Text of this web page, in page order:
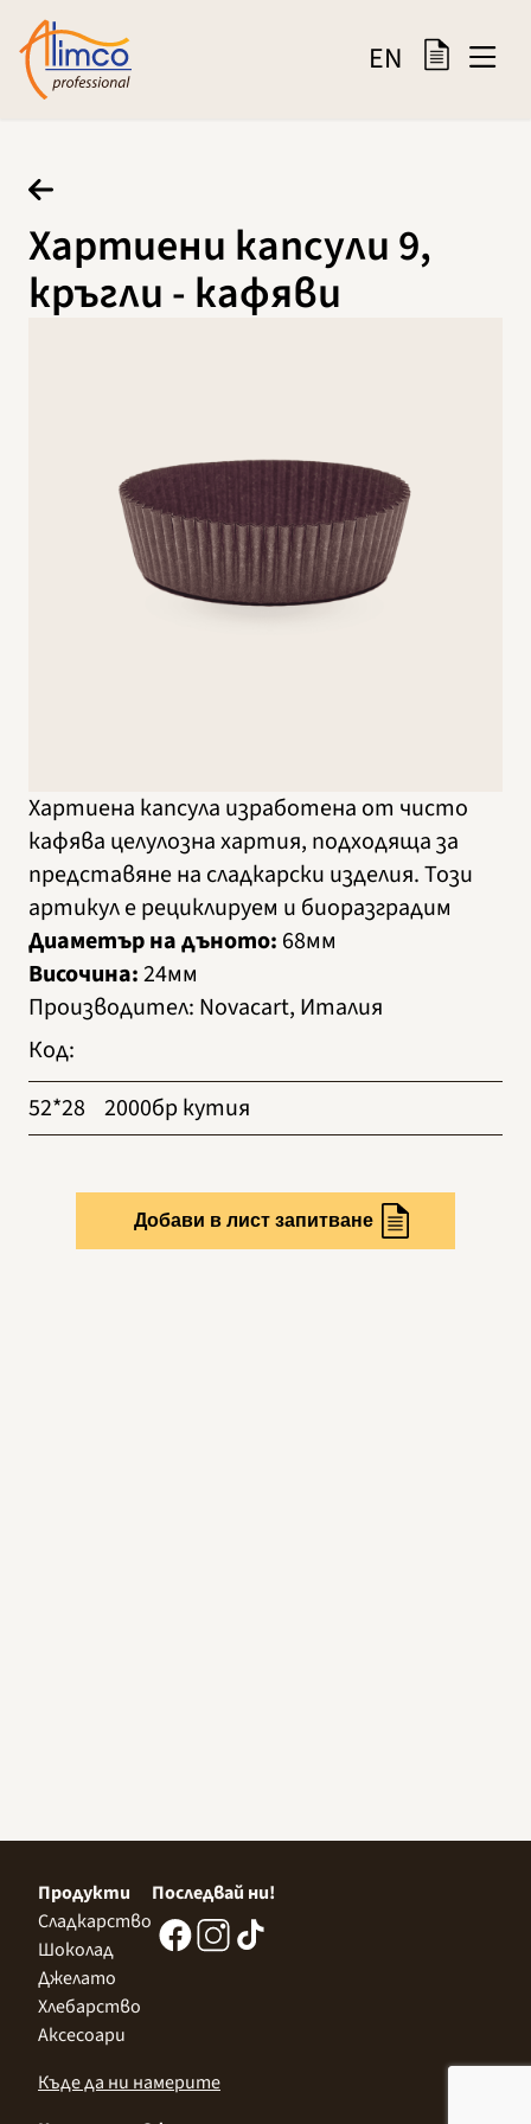
EN
Хартиени капсули 9,
кръгли - кафяви
Хартиена капсула изработена от чисто
кафява целулозна хартия, подходяща за
представяне на сладкарски изделия. Този
артикул е рециклируем и биоразградим
Диаметър на дъното: 68мм
Височина:24мм
Производител: Novacart, Италия
Код:
52*28
2000бр кутия
Добави в лист запитване
Продукти
Сладкарство
Шоколад
Джелато
Хлебарство
Аксесоари
Последвай ни!
Къде да ни намерите